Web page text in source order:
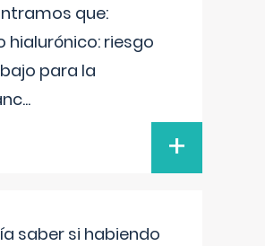
que:
hialurónico: riesgo
para la
...
+
saber si habiendo